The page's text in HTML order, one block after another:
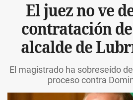
El juez no ve
contratación
alcalde de
El magistrado ha sobreseído
proceso contra